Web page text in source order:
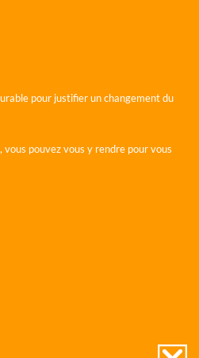
pour justifier un changement du
pouvez vous y rendre pour vous